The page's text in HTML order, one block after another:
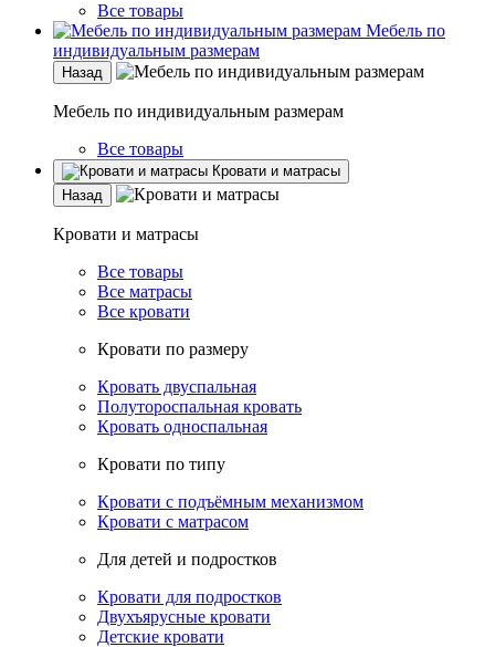
Все товары
Мебель по
индивидуальным размерам
Назад
Мебель по индивидуальным размерам
Все товары
Кровати и матрасы
Назад
Кровати и матрасы
Все товары
Все матрасы
Все кровати
Кровати по размеру
Кровать двуспальная
Полутороспальная кровать
Кровать односпальная
Кровати по типу
Кровати с подъёмным механизмом
Кровати с матрасом
Для детей и подростков
Кровати для подростков
Двухъярусные кровати
Детские кровати